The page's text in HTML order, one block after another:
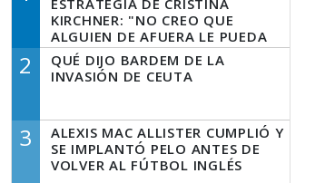
ESTRATEGIA DE CRISTINA
KIRCHNER: "NO CREO QUE
ALGUIEN DE AFUERA LE PUEDA
DECIR A LA JUSTICIA LO QUE
TIENE QUE HACER"
2
QUÉ DIJO BARDEM DE LA
INVASIÓN DE CEUTA
3
ALEXIS MAC ALLISTER CUMPLIÓ Y
SE IMPLANTÓ PELO ANTES DE
VOLVER AL FÚTBOL INGLÉS